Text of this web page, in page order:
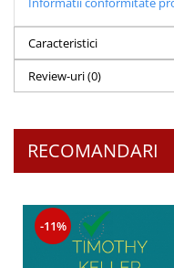
Caracteristici
Review-uri(0)
RECOMANDARI
-11%